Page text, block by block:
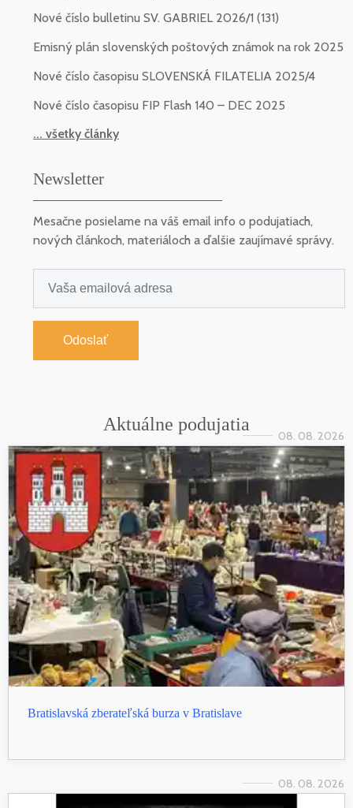
Nové číslo bulletinu SV. GABRIEL 2026/1 (131)
Emisný plán slovenských poštových známok na rok 2025
Nové číslo časopisu SLOVENSKÁ FILATELIA 2025/4
Nové číslo časopisu FIP Flash 140 – DEC 2025
... všetky články
Newsletter
Mesačne posielame na váš email info o podujatiach,
nových článkoch, materiáloch a ďalšie zaujímavé správy.
Odoslať
Aktuálne podujatia
08. 08. 2026
Bratislavská zberateľská burza v Bratislave
08. 08. 2026